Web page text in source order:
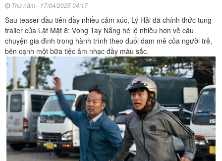
Thứ năm - 17/04/2025 04:17
Sau teaser đầu tiên đầy nhiều cảm xúc, Lý Hải đã chính thức tung
trailer của Lật Mặt 8: Vòng Tay Nắng hé lộ nhiều hơn về câu
chuyện gia đình trong hành trình theo đuổi đam mê của người trẻ,
bên cạnh một bữa tiệc âm nhạc đầy màu sắc.